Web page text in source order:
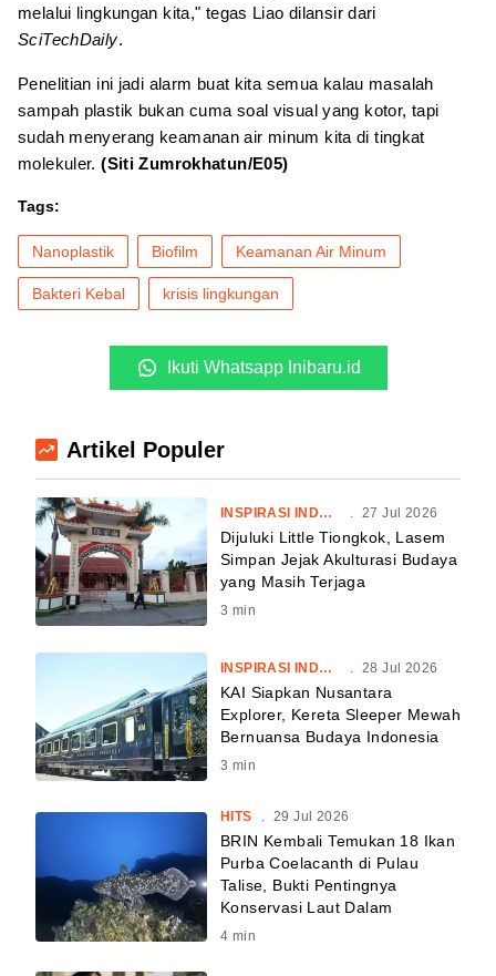
melalui lingkungan kita," tegas Liao dilansir dari
SciTechDaily.
Penelitian ini jadi alarm buat kita semua kalau masalah
sampah plastik bukan cuma soal visual yang kotor, tapi
sudah menyerang keamanan air minum kita di tingkat
molekuler. (Siti Zumrokhatun/E05)
Tags:
Nanoplastik Biofilm Keamanan Air Minum
Bakteri Kebal krisis lingkungan
Ikuti Whatsapp Inibaru.id
Artikel Populer
INSPIRASI INDONESIA . 27 Jul 2026
Dijuluki Little Tiongkok, Lasem
Simpan Jejak Akulturasi Budaya
yang Masih Terjaga
3 min
INSPIRASI INDONESIA . 28 Jul 2026
KAI Siapkan Nusantara
Explorer, Kereta Sleeper Mewah
Bernuansa Budaya Indonesia
3 min
HITS . 29 Jul 2026
BRIN Kembali Temukan 18 Ikan
Purba Coelacanth di Pulau
Talise, Bukti Pentingnya
Konservasi Laut Dalam
4 min